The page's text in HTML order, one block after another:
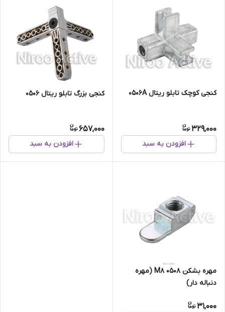
کنجی کوچک تابلو ریتال ۰۵۰۶A
329,000
افزودن به سبد
کنجی بزرگ تابلو ریتال ۰۵۰۶
657,000
افزودن به سبد
مهره بشکن M8 0508 (مهره
دنباله دار)
31,000